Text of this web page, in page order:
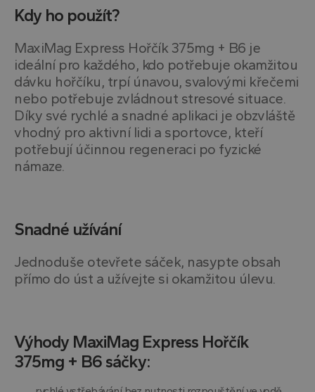
Kdy ho použít?
MaxiMag Express Hořčík 375mg + B6 je
ideální pro každého, kdo potřebuje okamžitou
dávku hořčíku, trpí únavou, svalovými křečemi
nebo potřebuje zvládnout stresové situace.
Díky své rychlé a snadné aplikaci je obzvláště
vhodný pro aktivní lidi a sportovce, kteří
potřebují účinnou regeneraci po fyzické
námaze.
Snadné užívání
Jednoduše otevřete sáček, nasypte obsah
přímo do úst a užívejte si okamžitou úlevu.
Výhody MaxiMag Express Hořčík
375mg + B6 sáčky: